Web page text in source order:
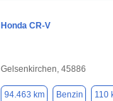
Honda CR-V
Gelsenkirchen, 45886
94.463 km Benzin 110